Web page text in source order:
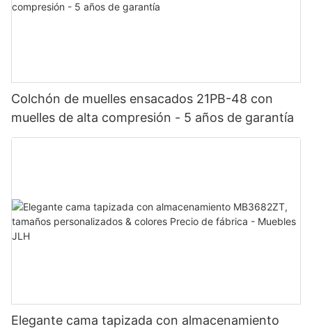
Colchón de muelles ensacados 21PB-48 con
muelles de alta compresión - 5 años de garantía
Elegante cama tapizada con almacenamiento